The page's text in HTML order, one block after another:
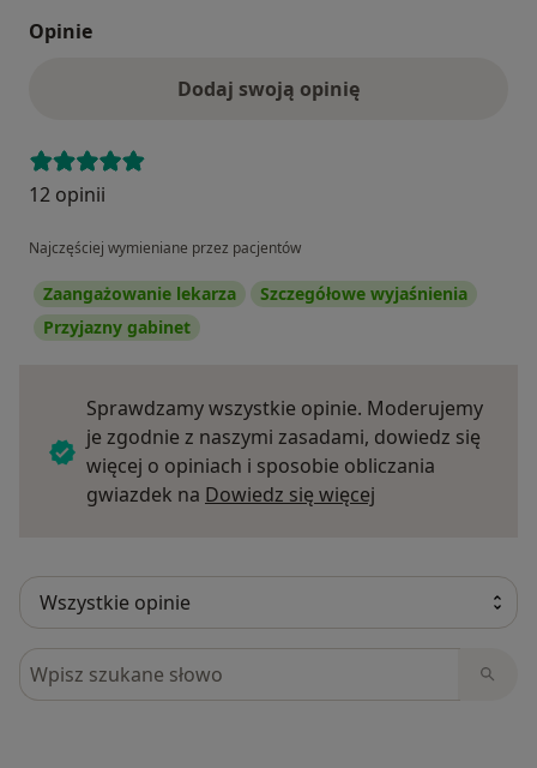
Opinie
Dodaj swoją opinię
12 opinii
Najczęściej wymieniane przez pacjentów
Zaangażowanie lekarza
Szczegółowe wyjaśnienia
Przyjazny gabinet
Sprawdzamy wszystkie opinie. Moderujemy
je zgodnie z naszymi zasadami, dowiedz się
więcej o opiniach i sposobie obliczania
gwiazdek na Dowiedz się więcej
Szukaj w opiniach